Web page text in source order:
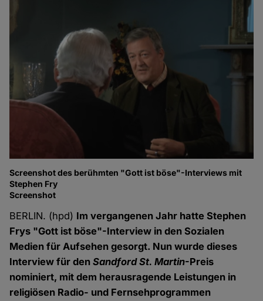
Screenshot des berühmten "Gott ist böse"-Interviews mit
Stephen Fry
Screenshot
BERLIN. (hpd) Im vergangenen Jahr hatte Stephen
Frys "Gott ist böse"-Interview in den Sozialen
Medien für Aufsehen gesorgt. Nun wurde dieses
Interview für denSandford St. Martin-Preis
nominiert, mit dem herausragende Leistungen in
religiösen Radio- und Fernsehprogrammen